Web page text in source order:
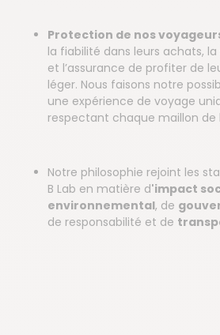
Protection de nos
la fiabilité dans leurs achats,
et l’assurance de profiter de
léger. Nous faisons notre
une expérience de voyage
respectant chaque maillon de
Notre philosophie rejoint les
B Lab en matière d'impact
environnemental, de
de responsabilité et de